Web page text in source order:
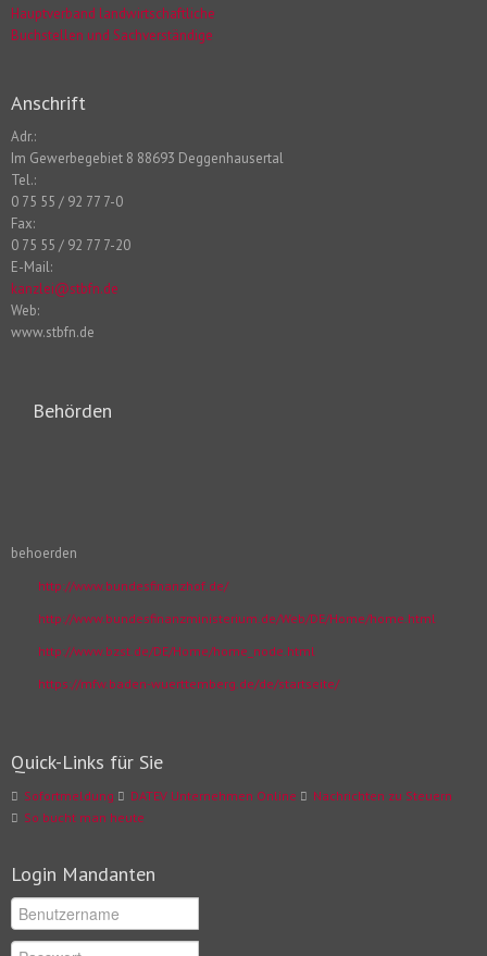
Hauptverband landwirtschaftliche
Buchstellen und Sachverständige
Anschrift
Adr.:
Im Gewerbegebiet 8 88693 Deggenhausertal
Tel.:
0 75 55 / 92 77 7-0
Fax:
0 75 55 / 92 77 7-20
E-Mail:
kanzlei@stbfn.de
Web:
www.stbfn.de
Behörden
behoerden
http://www.bundesfinanzhof.de/
http://www.bundesfinanzministerium.de/Web/DE/Home/home.html
http://www.bzst.de/DE/Home/home_node.html
https://mfw.baden-wuerttemberg.de/de/startseite/
Quick-Links für Sie
Sofortmeldung DATEV Unternehmen Online
Nachrichten zu Steuern
So bucht man heute
Login Mandanten